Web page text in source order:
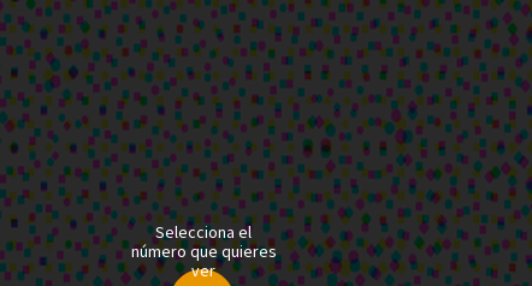
Selecciona el
número que quieres
ver